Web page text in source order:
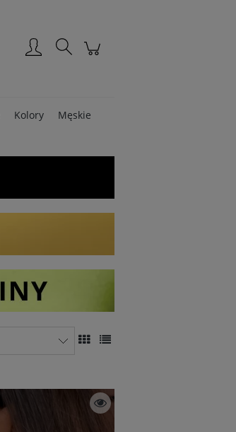
Kolory Męskie